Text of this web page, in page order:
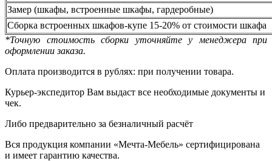
Замер (шкафы, встроенные шкафы, гардеробные)
Сборка встроенных шкафов-купе 15-20% от стоимости шкафа
*Точную стоимость сборки уточняйте у менеджера при
оформлении заказа.
Оплата производится в рублях: при получении товара.
Курьер-экспедитор Вам выдаст все необходимые документы и
чек.
Либо предварительно за безналичный расчёт
Вся продукция компании «Мечта-Мебель» сертифицирована
и имеет гарантию качества.